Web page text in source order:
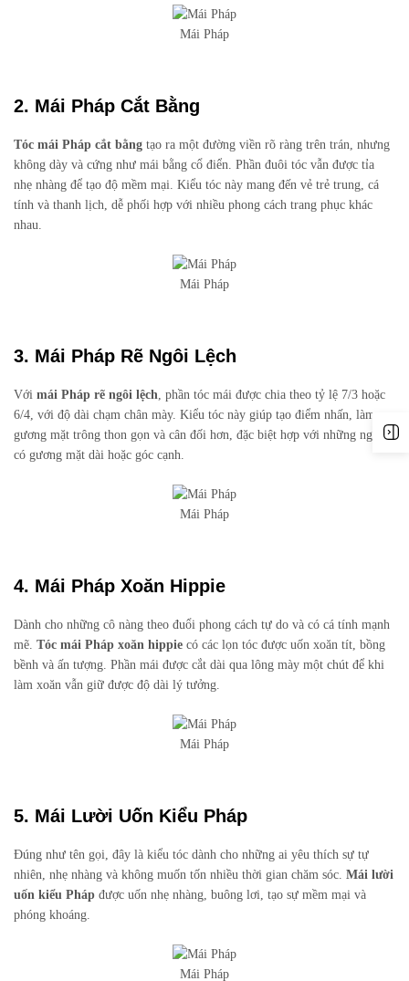
Mái Pháp
2. Mái Pháp Cắt Bằng
Tóc mái Pháp cắt bằng tạo ra một đường viền rõ ràng trên trán, nhưng
không dày và cứng như mái bằng cổ điển. Phần đuôi tóc vẫn được tỉa
nhẹ nhàng để tạo độ mềm mại. Kiểu tóc này mang đến vẻ trẻ trung, cá
tính và thanh lịch, dễ phối hợp với nhiều phong cách trang phục khác
nhau.
Mái Pháp
3. Mái Pháp Rẽ Ngôi Lệch
Với mái Pháp rẽ ngôi lệch, phần tóc mái được chia theo tỷ lệ 7/3 hoặc
6/4, với độ dài chạm chân mày. Kiểu tóc này giúp tạo điểm nhấn, làm
gương mặt trông thon gọn và cân đối hơn, đặc biệt hợp với những người
có gương mặt dài hoặc góc cạnh.
Mái Pháp
4. Mái Pháp Xoăn Hippie
Dành cho những cô nàng theo đuổi phong cách tự do và có cá tính mạnh
mẽ. Tóc mái Pháp xoăn hippie có các lọn tóc được uốn xoăn tít, bồng
bềnh và ấn tượng. Phần mái được cắt dài qua lông mày một chút để khi
làm xoăn vẫn giữ được độ dài lý tưởng.
Mái Pháp
5. Mái Lười Uốn Kiểu Pháp
Đúng như tên gọi, đây là kiểu tóc dành cho những ai yêu thích sự tự
nhiên, nhẹ nhàng và không muốn tốn nhiều thời gian chăm sóc. Mái lười
uốn kiểu Pháp được uốn nhẹ nhàng, buông lơi, tạo sự mềm mại và
phóng khoáng.
Mái Pháp